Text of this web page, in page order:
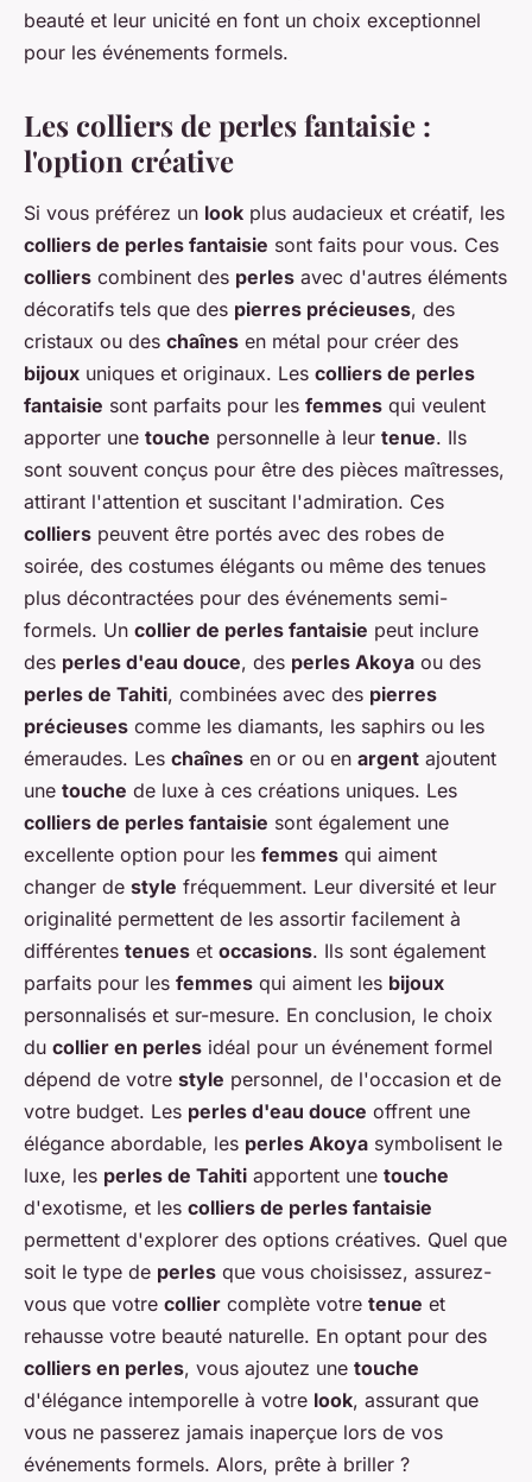
beauté et leur unicité en font un choix exceptionnel
pour les événements formels.
Les colliers de perles fantaisie :
l'option créative
Si vous préférez un look plus audacieux et créatif, les
colliers de perles fantaisie sont faits pour vous. Ces
colliers combinent des perles avec d'autres éléments
décoratifs tels que des pierres précieuses, des
cristaux ou des chaînes en métal pour créer des
bijoux uniques et originaux. Les colliers de perles
fantaisie sont parfaits pour les femmes qui veulent
apporter une touche personnelle à leur tenue. Ils
sont souvent conçus pour être des pièces maîtresses,
attirant l'attention et suscitant l'admiration. Ces
colliers peuvent être portés avec des robes de
soirée, des costumes élégants ou même des tenues
plus décontractées pour des événements semi-
formels. Un collier de perles fantaisie peut inclure
des perles d'eau douce, des perles Akoya ou des
perles de Tahiti, combinées avec des pierres
précieuses comme les diamants, les saphirs ou les
émeraudes. Les chaînes en or ou en argent ajoutent
une touche de luxe à ces créations uniques. Les
colliers de perles fantaisie sont également une
excellente option pour les femmes qui aiment
changer de style fréquemment. Leur diversité et leur
originalité permettent de les assortir facilement à
différentes tenues et occasions. Ils sont également
parfaits pour les femmes qui aiment les bijoux
personnalisés et sur-mesure. En conclusion, le choix
du collier en perles idéal pour un événement formel
dépend de votre style personnel, de l'occasion et de
votre budget. Les perles d'eau douce offrent une
élégance abordable, les perles Akoya symbolisent le
luxe, les perles de Tahiti apportent une touche
d'exotisme, et les colliers de perles fantaisie
permettent d'explorer des options créatives. Quel que
soit le type de perles que vous choisissez, assurez-
vous que votre collier complète votre tenue et
rehausse votre beauté naturelle. En optant pour des
colliers en perles, vous ajoutez une touche
d'élégance intemporelle à votre look, assurant que
vous ne passerez jamais inaperçue lors de vos
événements formels. Alors, prête à briller ?